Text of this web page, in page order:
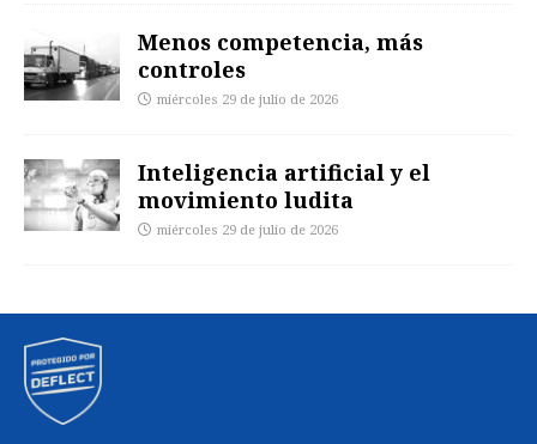
Menos competencia, más
controles
miércoles 29 de julio de 2026
Inteligencia artificial y el
movimiento ludita
miércoles 29 de julio de 2026